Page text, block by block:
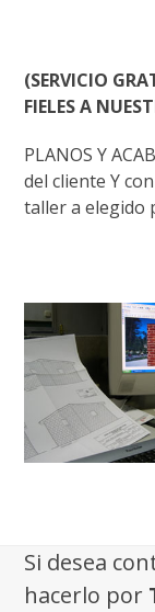
(SERVICIO
FIELES A
PLANOS Y
del cliente Y
taller a elegido
Si desea
hacerlo por